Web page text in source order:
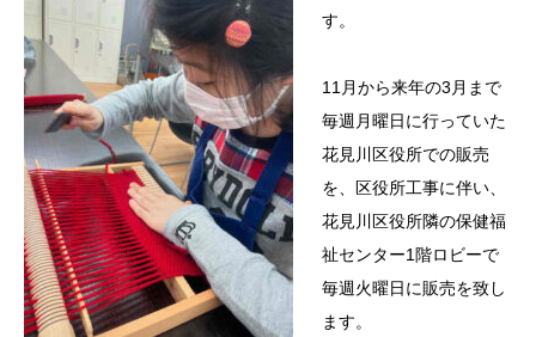
す。
11月から来年の3月まで
毎週月曜日に行っていた
花見川区役所での販売
を、区役所工事に伴い、
花見川区役所隣の保健福
祉センター1階ロビーで
毎週火曜日に販売を致し
ます。